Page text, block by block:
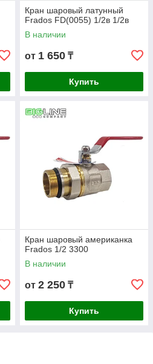
Кран шаровый латунный
Frados FD(0055) 1/2в 1/2в
В наличии
от 1 650 ₸
Купить
Кран шаровый американка
Frados 1/2 3300
В наличии
от 2 250 ₸
Купить